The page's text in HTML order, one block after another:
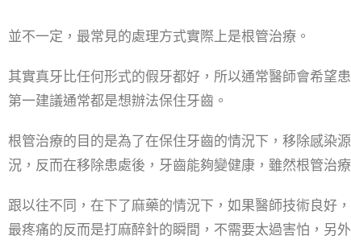
並不一定，最常見的處理方式實際上是根管治療。
其實真牙比任何形式的假牙都好，所以通常醫師會希望
第一建議通常都是想辦法保住牙齒。
根管治療的目的是為了在保住牙齒的情況下，移除感染
況，反而在移除患處後，牙齒能夠變健康，雖然根管治
跟以往不同，在下了麻藥的情況下，如果醫師技術良好
最疼痛的反而是打麻醉針的瞬間，不需要太過害怕，另